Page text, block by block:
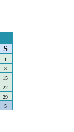
S
1
8
15
22
29
5